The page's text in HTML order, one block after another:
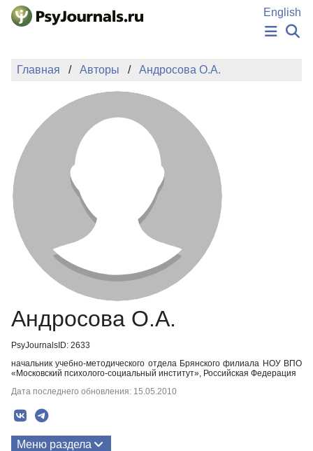
Перейти к основному содержанию
English
НОВОСТИ
АВТОРЫ
ПОДАТЬ РУКОПИСЬ
БАЗА ЗНАНИЙ
КЛЮЧЕВЫЕ СЛОВА
Регистрация
Главная Авторы Андросова О.А.
Андросова О.А.
PsyJournalsID: 2633
начальник учебно-методического отдела Брянского филиала НОУ ВПО
«Московский психолого-социальный институт», Российская Федерация
Дата последнего обновления: 15.05.2010
Меню раздела